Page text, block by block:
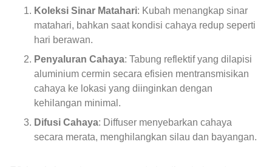
Koleksi Sinar Matahari: Kubah menangkap sinar
matahari, bahkan saat kondisi cahaya redup seperti
hari berawan.
Penyaluran Cahaya: Tabung reflektif yang dilapisi
aluminium cermin secara efisien mentransmisikan
cahaya ke lokasi yang diinginkan dengan
kehilangan minimal.
Difusi Cahaya: Diffuser menyebarkan cahaya
secara merata, menghilangkan silau dan bayangan.